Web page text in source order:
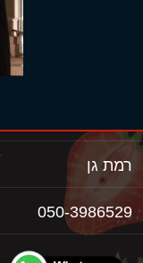
רמת גן
050-3986529